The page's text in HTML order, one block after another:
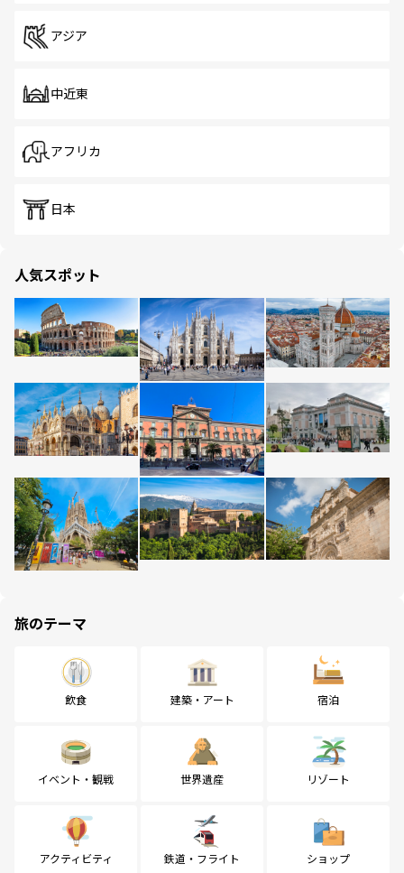
アジア
中近東
アフリカ
日本
人気スポット
旅のテーマ
飲食 建築・アート 宿泊
イベント・観戦 世界遺産 リゾート
アクティビティ 鉄道・フライト ショップ